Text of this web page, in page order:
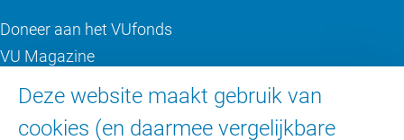
Deze website maakt gebruik van
cookies (en daarmee vergelijkbare
Doneer aan het VUfonds
VU Magazine